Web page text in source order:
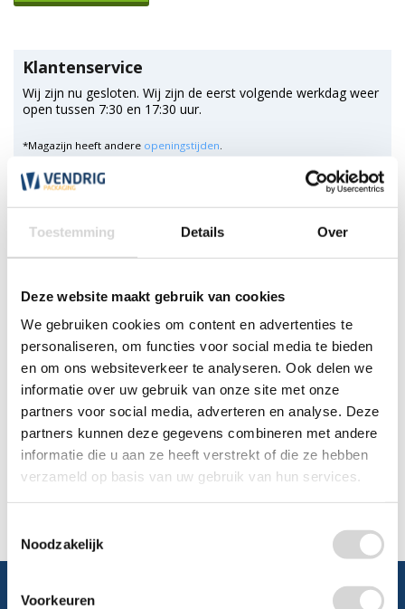
Toestemming Details Over
Deze website maakt gebruik van cookies
We gebruiken cookies om content en advertenties te
personaliseren, om functies voor social media te bieden
en om ons websiteverkeer te analyseren. Ook delen we
informatie over uw gebruik van onze site met onze
partners voor social media, adverteren en analyse. Deze
partners kunnen deze gegevens combineren met andere
informatie die u aan ze heeft verstrekt of die ze hebben
verzameld op basis van uw gebruik van hun services.
Noodzakelijk
Voorkeuren
Klantenservice
Wij zijn nu gesloten. Wij zijn de eerst volgende werkdag weer
open tussen 7:30 en 17:30 uur.
*Magazijn heeft andere openingstijden.
WhatsApp 0348 479195
Mailen
Offerte aanvragen Vraag een speciale prijs op bij ons, wij
kijken naar de mogelijkheden.